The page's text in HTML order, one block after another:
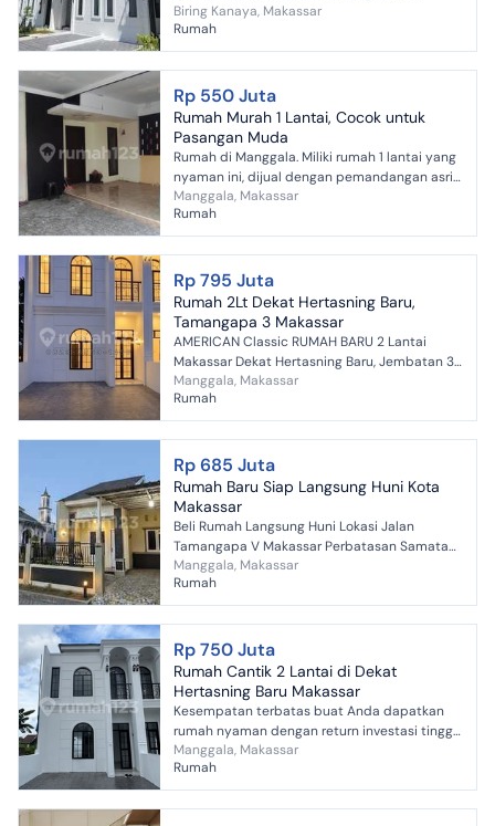
Keramik,Lantai : Utama : Keramik,Lantai Toilet :
K...
Biring Kanaya, Makassar
Rumah
Rp 550 Juta
Rumah Murah 1 Lantai, Cocok untuk
Pasangan Muda
Rumah di Manggala. Miliki rumah 1 lantai yang
nyaman ini, dijual dengan pemandangan asri
yang menambah nilai estetika di lingkungan
hunian. Rumah...
Manggala, Makassar
Rumah
Rp 795 Juta
Rumah 2Lt Dekat Hertasning Baru,
Tamangapa 3 Makassar
AMERICAN Classic RUMAH BARU 2 Lantai
Makassar Dekat Hertasning Baru, Jembatan 3
Luas Tanah 75m² Luas Bangunan 60m² Kamar
Tidur 3, Kamar Mandi ...
Manggala, Makassar
Rumah
Rp 685 Juta
Rumah Baru Siap Langsung Huni Kota
Makassar
Beli Rumah Langsung Huni Lokasi Jalan
Tamangapa V Makassar Perbatasan Samata
Gowa, Dekat Hertasning Baru Ukuran 6x15
Kamar Tidur 3 Kamar Mandi ...
Manggala, Makassar
Rumah
Rp 750 Juta
Rumah Cantik 2 Lantai di Dekat
Hertasning Baru Makassar
Kesempatan terbatas buat Anda dapatkan
rumah nyaman dengan return investasi tinggi
di Manggala, Makassar. Rumah ini menawarkan
kelengkapan fasilit...
Manggala, Makassar
Rumah